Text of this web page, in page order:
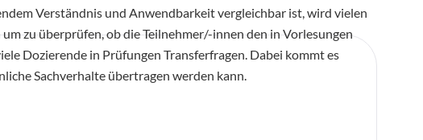
Verständnis und Anwendbarkeit vergleichbar ist, wird vielen
zu überprüfen, ob die Teilnehmer/-innen den in Vorlesungen
Dozierende in Prüfungen Transferfragen. Dabei kommt es
Sachverhalte übertragen werden kann.